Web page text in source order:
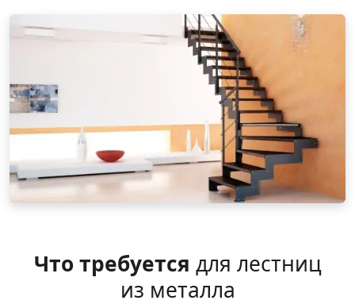
Что требуется для лестниц
из металла